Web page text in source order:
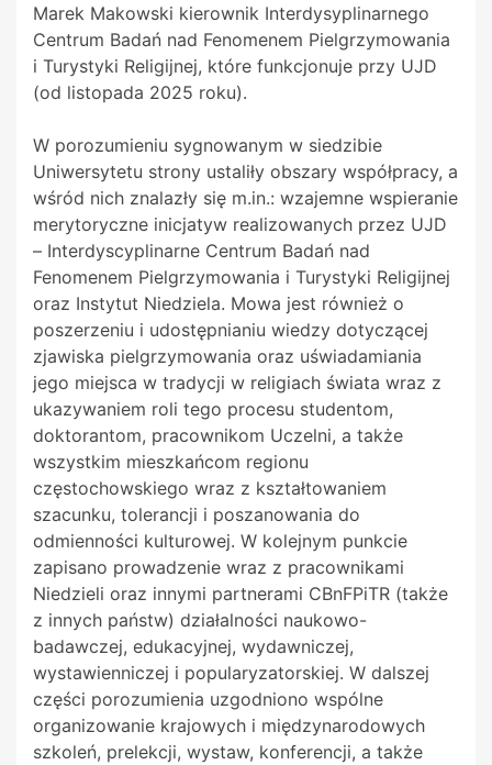
Marek Makowski kierownik Interdysyplinarnego
Centrum Badań nad Fenomenem Pielgrzymowania
i Turystyki Religijnej, które funkcjonuje przy UJD
(od listopada 2025 roku).
W porozumieniu sygnowanym w siedzibie
Uniwersytetu strony ustaliły obszary współpracy, a
wśród nich znalazły się m.in.: wzajemne wspieranie
merytoryczne inicjatyw realizowanych przez UJD
– Interdyscyplinarne Centrum Badań nad
Fenomenem Pielgrzymowania i Turystyki Religijnej
oraz Instytut Niedziela. Mowa jest również o
poszerzeniu i udostępnianiu wiedzy dotyczącej
zjawiska pielgrzymowania oraz uświadamiania
jego miejsca w tradycji w religiach świata wraz z
ukazywaniem roli tego procesu studentom,
doktorantom, pracownikom Uczelni, a także
wszystkim mieszkańcom regionu
częstochowskiego wraz z kształtowaniem
szacunku, tolerancji i poszanowania do
odmienności kulturowej. W kolejnym punkcie
zapisano prowadzenie wraz z pracownikami
Niedzieli oraz innymi partnerami CBnFPiTR (także
z innych państw) działalności naukowo-
badawczej, edukacyjnej, wydawniczej,
wystawienniczej i popularyzatorskiej. W dalszej
części porozumienia uzgodniono wspólne
organizowanie krajowych i międzynarodowych
szkoleń, prelekcji, wystaw, konferencji, a także